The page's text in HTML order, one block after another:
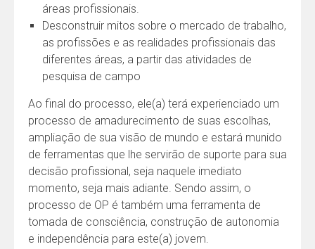
áreas profissionais.
Desconstruir mitos sobre o mercado de trabalho,
as profissões e as realidades profissionais das
diferentes áreas, a partir das atividades de
pesquisa de campo
Ao final do processo, ele(a) terá experienciado um
processo de amadurecimento de suas escolhas,
ampliação de sua visão de mundo e estará munido
de ferramentas que lhe servirão de suporte para sua
decisão profissional, seja naquele imediato
momento, seja mais adiante. Sendo assim, o
processo de OP é também uma ferramenta de
tomada de consciência, construção de autonomia
e independência para este(a) jovem.